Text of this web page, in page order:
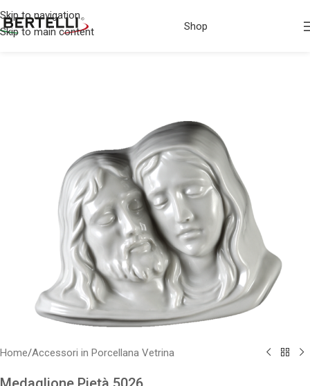
Skip to navigation
Skip to main content
Shop
Home/Accessori in Porcellana Vetrina